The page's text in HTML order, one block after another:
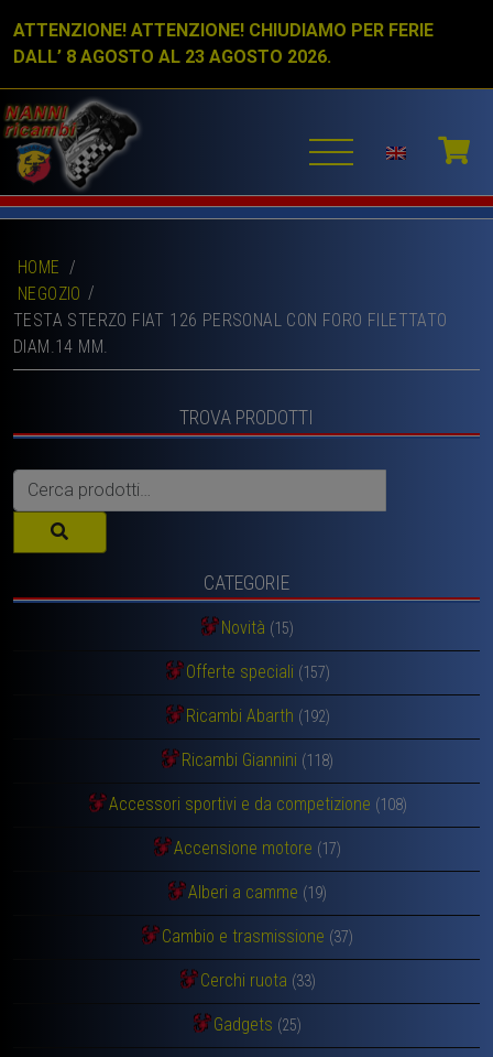
ATTENZIONE! ATTENZIONE! CHIUDIAMO PER FERIE
DALL’ 8 AGOSTO AL 23 AGOSTO 2026.
HOME /
NEGOZIO
TESTA STERZO FIAT 126 PERSONAL CON FORO FILETTATO
DIAM.14 MM.
TROVA PRODOTTI
Cerca:
CATEGORIE
Novità (15)
Offerte speciali (157)
Ricambi Abarth (192)
Ricambi Giannini (118)
Accessori sportivi e da competizione (108)
Accensione motore (17)
Alberi a camme (19)
Cambio e trasmissione (37)
Cerchi ruota (33)
Gadgets (25)